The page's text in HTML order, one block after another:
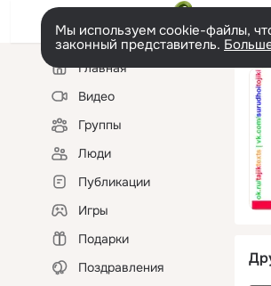
Мы используем cookie-файлы,
законный представитель.
Левая
колонкаГлавная
Видео
Группы
Люди
Публикации
Игры
Подарки
Поздравления